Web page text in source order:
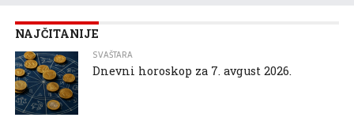
NAJČITANIJE
SVAŠTARA
Dnevni horoskop za 7. avgust 2026.